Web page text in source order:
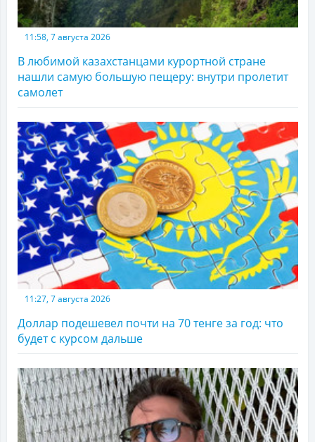
11:58, 7 августа 2026
В любимой казахстанцами курортной стране
нашли самую большую пещеру: внутри пролетит
самолет
11:27, 7 августа 2026
Доллар подешевел почти на 70 тенге за год: что
будет с курсом дальше